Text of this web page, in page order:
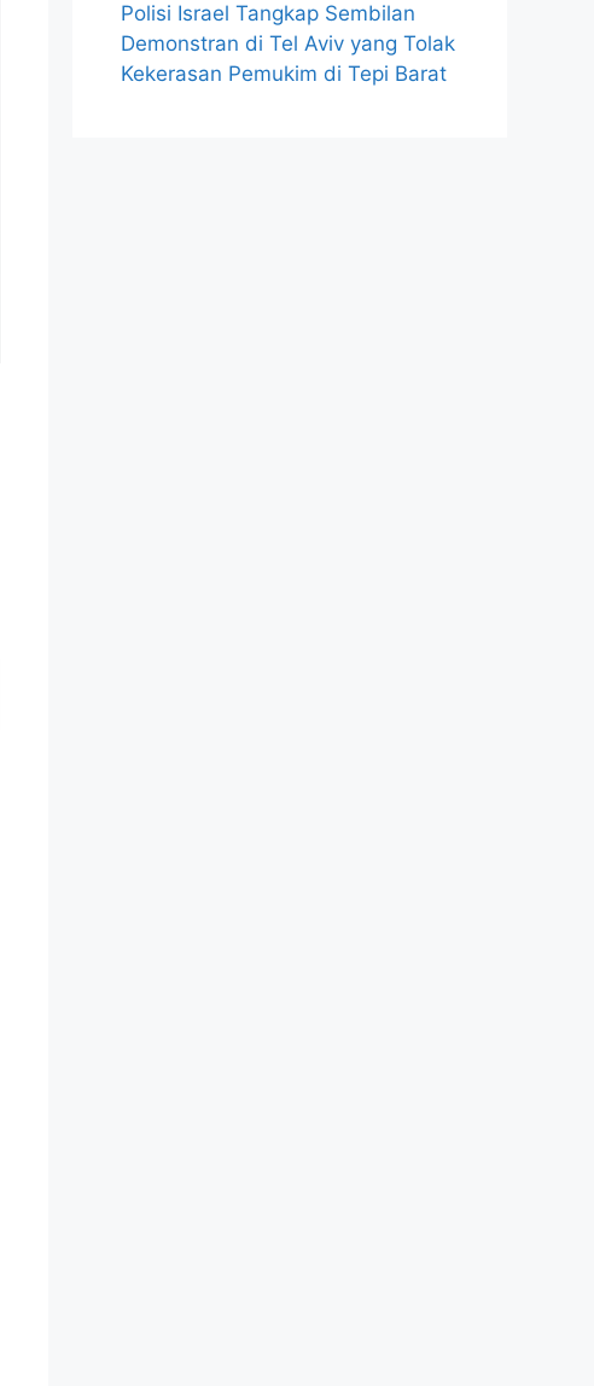
Polisi Israel Tangkap Sembilan
Demonstran di Tel Aviv yang Tolak
Kekerasan Pemukim di Tepi Barat